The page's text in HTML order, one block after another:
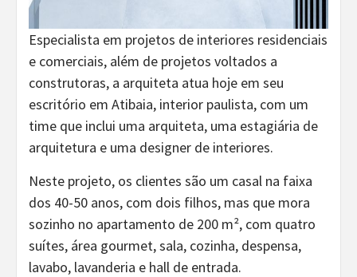
Especialista em projetos de interiores residenciais
e comerciais, além de projetos voltados a
construtoras, a arquiteta atua hoje em seu
escritório em Atibaia, interior paulista, com um
time que inclui uma arquiteta, uma estagiária de
arquitetura e uma designer de interiores.
Neste projeto, os clientes são um casal na faixa
dos 40-50 anos, com dois filhos, mas que mora
sozinho no apartamento de 200 m², com quatro
suítes, área gourmet, sala, cozinha, despensa,
lavabo, lavanderia e hall de entrada.